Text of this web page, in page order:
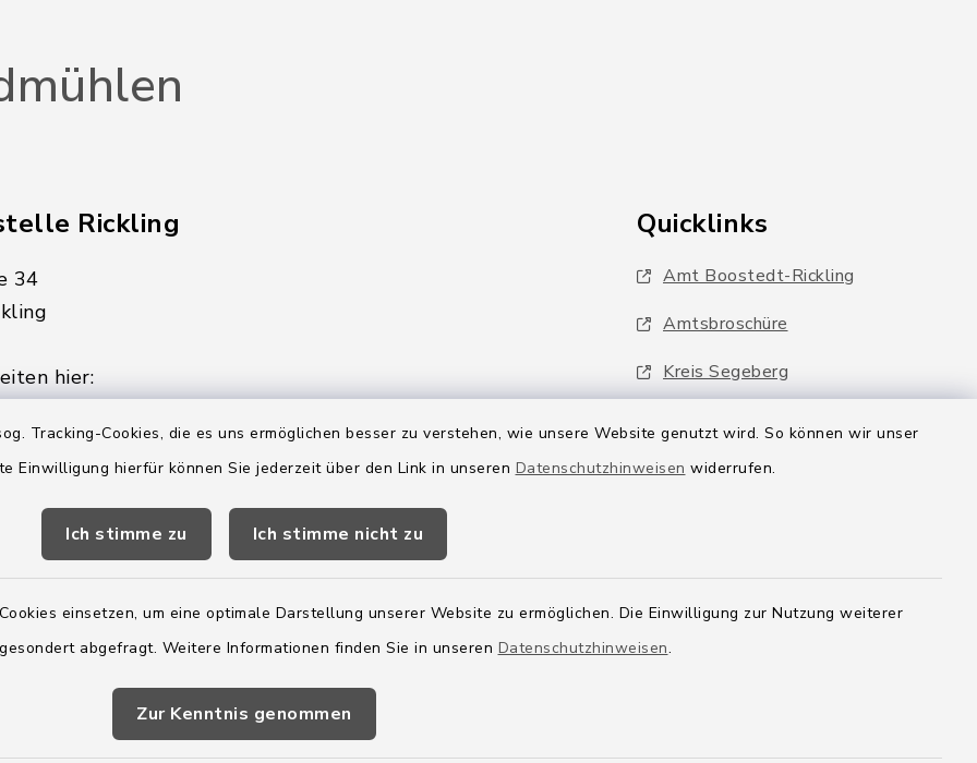
Tracking-Cookies, die es uns ermöglichen besser zu verstehen, wie unsere Website genutzt wird. So können wir unser
Einwilligung hierfür können Sie jederzeit über den Link in unseren Datenschutzhinweisen widerrufen.
Ich stimme zu Ich stimme nicht zu
einsetzen, um eine optimale Darstellung unserer Website zu ermöglichen. Die Einwilligung zur Nutzung weiterer
abgefragt. Weitere Informationen finden Sie in unseren Datenschutzhinweisen.
Zur Kenntnis genommen
Rickling
34
hier:
Uhr
am Donnerstag:
Uhr
179-0
- 179-44
boostedt-
Quicklinks
Amt Boostedt-Rickling
Amtsbroschüre
Kreis Segeberg